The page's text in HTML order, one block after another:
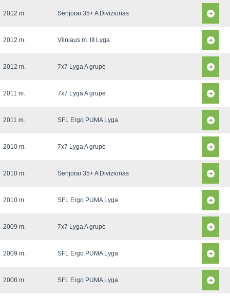
2012 m. Senjorai 35+ A Divizionas
2012 m. Vilniaus m. III Lyga
2012 m. 7x7 Lyga A grupė
2011 m. 7x7 Lyga A grupė
2011 m. SFL Ergo PUMA Lyga
2010 m. 7x7 Lyga A grupė
2010 m. Senjorai 35+ A Divizionas
2010 m. SFL Ergo PUMA Lyga
2009 m. 7x7 Lyga A grupė
2009 m. SFL Ergo PUMA Lyga
2008 m. SFL Ergo PUMA Lyga